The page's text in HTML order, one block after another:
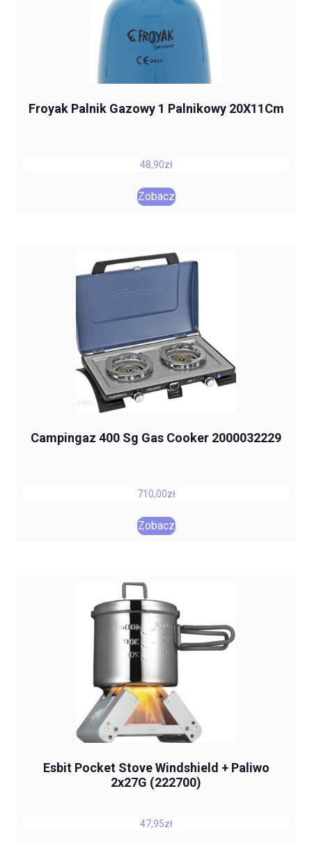
Froyak Palnik Gazowy 1 Palnikowy 20X11Cm
48,90zł
Zobacz
Campingaz 400 Sg Gas Cooker 2000032229
710,00zł
Zobacz
Esbit Pocket Stove Windshield + Paliwo
2x27G (222700)
47,95zł